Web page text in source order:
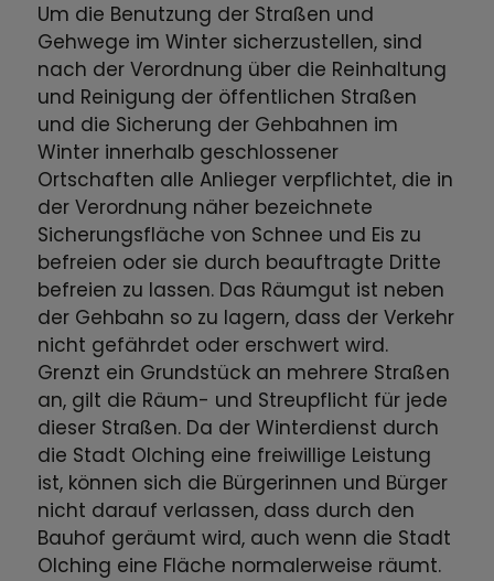
Um die Benutzung der Straßen und
Gehwege im Winter sicherzustellen, sind
nach der Verordnung über die Reinhaltung
und Reinigung der öffentlichen Straßen
und die Sicherung der Gehbahnen im
Winter innerhalb geschlossener
Ortschaften alle Anlieger verpflichtet, die in
der Verordnung näher bezeichnete
Sicherungsfläche von Schnee und Eis zu
befreien oder sie durch beauftragte Dritte
befreien zu lassen. Das Räumgut ist neben
der Gehbahn so zu lagern, dass der Verkehr
nicht gefährdet oder erschwert wird.
Grenzt ein Grundstück an mehrere Straßen
an, gilt die Räum- und Streupflicht für jede
dieser Straßen. Da der Winterdienst durch
die Stadt Olching eine freiwillige Leistung
ist, können sich die Bürgerinnen und Bürger
nicht darauf verlassen, dass durch den
Bauhof geräumt wird, auch wenn die Stadt
Olching eine Fläche normalerweise räumt.